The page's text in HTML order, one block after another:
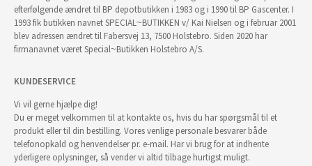
efterfølgende ændret til BP depotbutikken i 1983 og i 1990 til BP Gascenter. I
1993 fik butikken navnet SPECIAL~BUTIKKEN v/ Kai Nielsen og i februar 2001
blev adressen ændret til Fabersvej 13, 7500 Holstebro. Siden 2020 har
firmanavnet været Special~Butikken Holstebro A/S.
KUNDESERVICE
Vi vil gerne hjælpe dig!
Du er meget velkommen til at kontakte os, hvis du har spørgsmål til et
produkt eller til din bestilling. Vores venlige personale besvarer både
telefonopkald og henvendelser pr. e-mail. Har vi brug for at indhente
yderligere oplysninger, så vender vi altid tilbage hurtigst muligt.